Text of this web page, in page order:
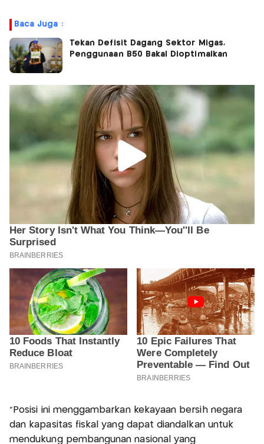
Baca Juga :
Tekan Defisit Dagang Sektor Migas,
Penggunaan B50 Bakal Dioptimalkan
"Posisi ini menggambarkan kekayaan bersih negara
dan kapasitas fiskal yang dapat diandalkan untuk
mendukung pembangunan nasional yang